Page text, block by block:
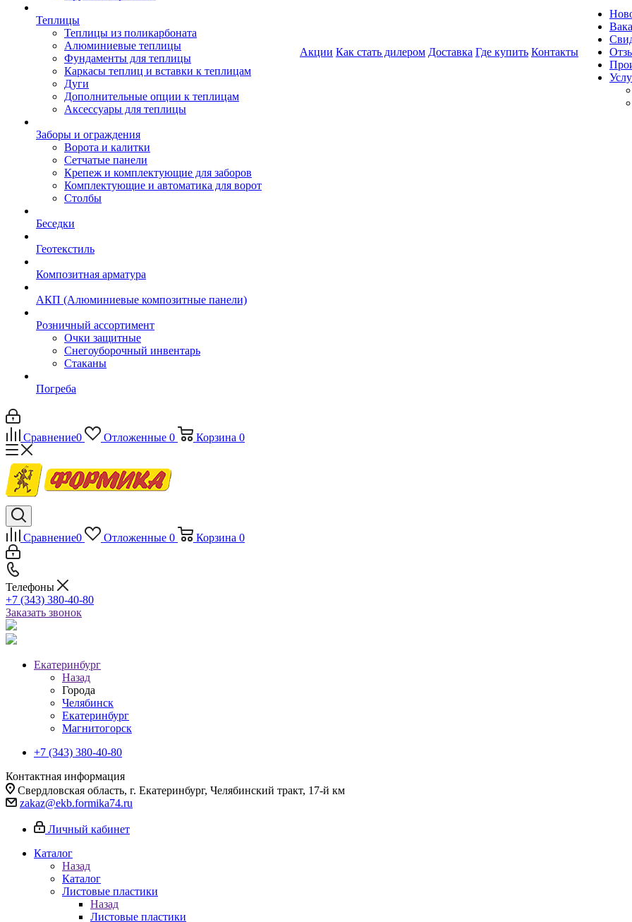
Теплицы
Теплицы из поликарбоната
Алюминиевые теплицы
Фундаменты для теплицы
Каркасы теплиц и вставки к теплицам
Дуги
Дополнительные опции к теплицам
Аксессуары для теплицы
Заборы и ограждения
Ворота и калитки
Сетчатые панели
Крепеж и комплектующие для заборов
Комплектующие и автоматика для ворот
Столбы
Беседки
Геотекстиль
Композитная арматура
АКП (Алюминиевые композитные панели)
Розничный ассортимент
Очки защитные
Снегоуборочный инвентарь
Стаканы
Погреба
Акции Как стать дилером Доставка Где купить Контакты
Сравнение0 Отложенные 0 Корзина 0
Сравнение0 Отложенные 0 Корзина 0
Телефоны
+7 (343) 380-40-80
Заказать звонок
Екатеринбург
Назад
Города
Челябинск
Екатеринбург
Магнитогорск
+7 (343) 380-40-80
Контактная информация
Свердловская область, г. Екатеринбург, Челябинский тракт, 17-й км
zakaz@ekb.formika74.ru
Личный кабинет
Каталог
Назад
Каталог
Листовые пластики
Назад
Листовые пластики